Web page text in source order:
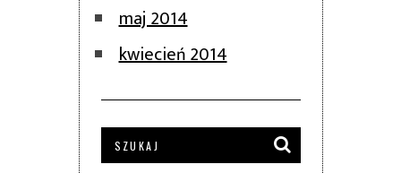
maj 2014
kwiecień 2014